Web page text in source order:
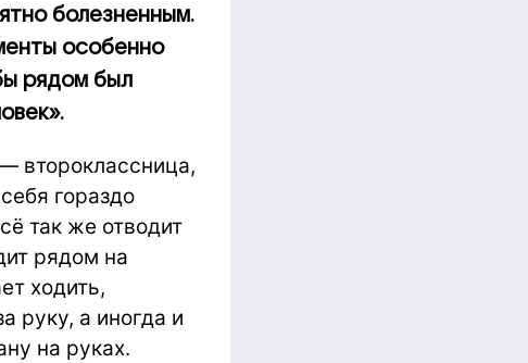
болезненным.
особенно
рядом был
второклассница,
гораздо
так же отводит
рядом на
ходить,
руку, а иногда и
на руках.